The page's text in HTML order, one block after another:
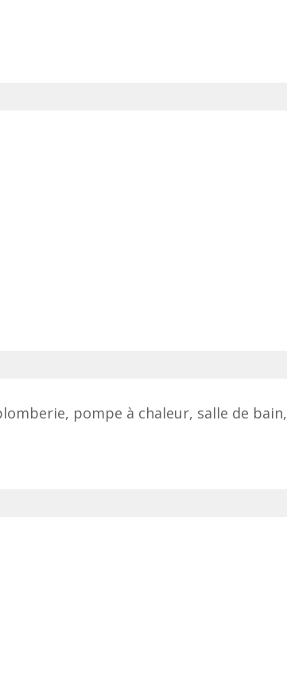
pompe à chaleur, salle de bain,